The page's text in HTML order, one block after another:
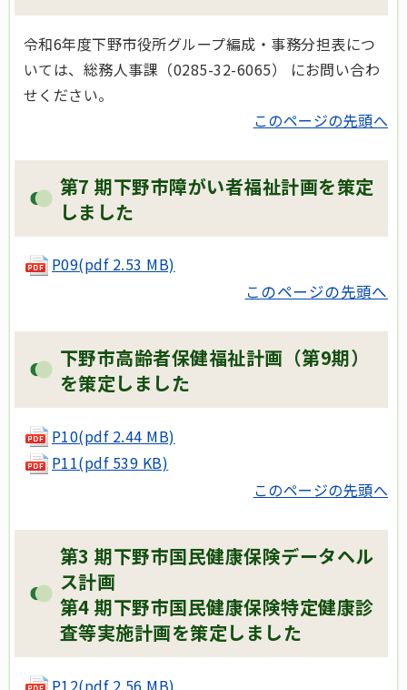
令和6年度下野市役所グループ編成・事務分担表につ
いては、総務人事課（0285-32-6065） にお問い合わ
せください。
このページの先頭へ
第7 期下野市障がい者福祉計画を策定
しました
P09(pdf 2.53 MB)
このページの先頭へ
下野市高齢者保健福祉計画（第9期）
を策定しました
P10(pdf 2.44 MB)
P11(pdf 539 KB)
このページの先頭へ
第3 期下野市国民健康保険データヘル
ス計画
第4 期下野市国民健康保険特定健康診
査等実施計画を策定しました
P12(pdf 2.56 MB)